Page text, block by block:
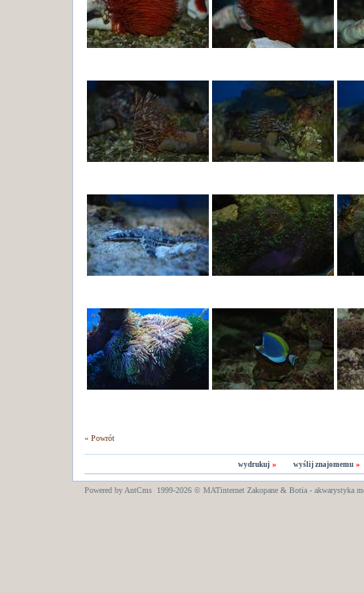
« Powrót
wydrukuj » wyślij znajomemu »
Powered by AntCms 1999-2026 © MATinternet Zakopane& Botia - akwarystyka